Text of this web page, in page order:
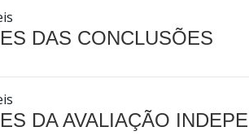
DAS CONCLUSÕES
DA AVALIAÇÃO